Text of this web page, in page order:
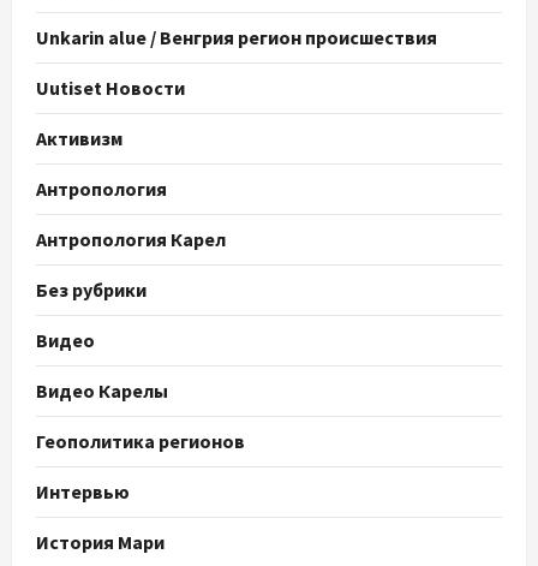
Unkarin alue / Венгрия регион происшествия
Uutiset Новости
Активизм
Антропология
Антропология Карел
Без рубрики
Видео
Видео Карелы
Геополитика регионов
Интервью
История Мари